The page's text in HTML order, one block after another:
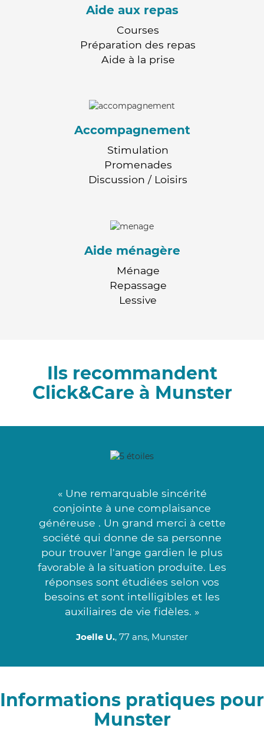
Aide aux repas
Courses
Préparation des repas
Aide à la prise
Accompagnement
Stimulation
Promenades
Discussion / Loisirs
Aide ménagère
Ménage
Repassage
Lessive
Ils recommandent
Click&Care à Munster
« Une remarquable sincérité
conjointe à une complaisance
généreuse . Un grand merci à cette
société qui donne de sa personne
pour trouver l'ange gardien le plus
favorable à la situation produite. Les
réponses sont étudiées selon vos
besoins et sont intelligibles et les
auxiliaires de vie fidèles. »
Joelle U., 77 ans, Munster
Informations pratiques pour
Munster